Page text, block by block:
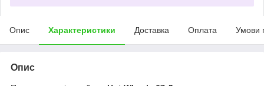
Опис Характеристики Доставка Оплата Умови
Опис